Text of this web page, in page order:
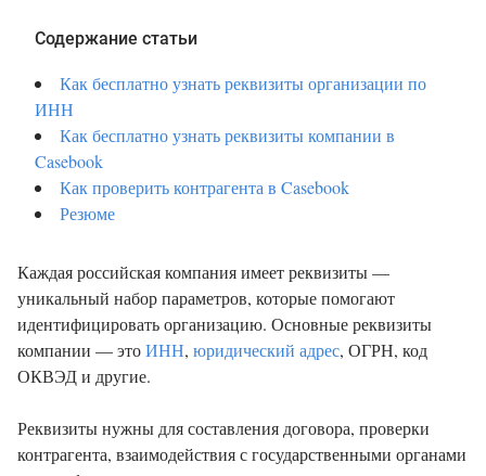
Содержание статьи
Как бесплатно узнать реквизиты организации по
ИНН
Как бесплатно узнать реквизиты компании в
Casebook
Как проверить контрагента в Casebook
Резюме
Каждая российская компания имеет реквизиты —
уникальный набор параметров, которые помогают
идентифицировать организацию. Основные реквизиты
компании — этоИНН, юридический адрес, ОГРН, код
ОКВЭД и другие.
Реквизиты нужны для составления договора, проверки
контрагента, взаимодействия с государственными органами